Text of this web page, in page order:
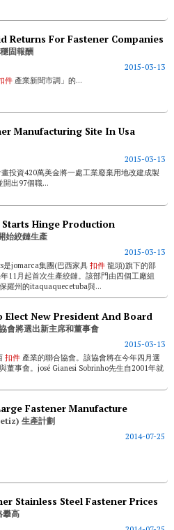
Returns For Fastener Companies
固報酬
2015-03-13
件 產業新聞市調」的...
Manufacturing Site In Usa
2015-03-13
投資420萬美金將一處工業廢棄用地改建成製
開出97個職...
Starts Hinge Production
始絞鏈生產
2015-03-13
是jomarca集團(巴西家具 扣件龍頭)旗下的部
11月起首次生產絞鏈。該部門由四個工廠組
羅州的itaquaquecetuba與...
Elect New President And Board
會將選出新主席和董事會
2015-03-13
扣件 產業的聯合協會。該協會將在今年四月選
董事會。josé Gianesi Sobrinho先生自2001年就
Fastener Manufacture
生產計劃
2014-07-25
Stainless Steel Fastener Prices
攀高